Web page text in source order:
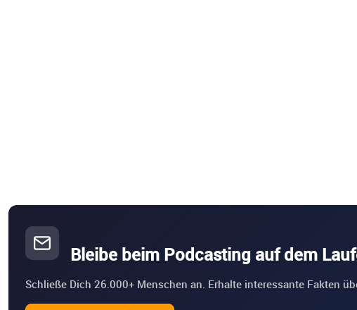
Bleibe beim Podcasting auf dem
Schließe Dich 26.000+ Menschen an. Erhalte interessante Fakten